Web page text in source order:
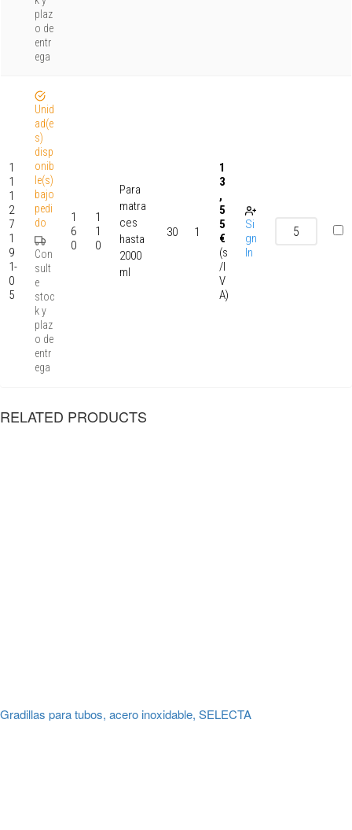
plaz
o de
entr
ega
1
1
1
2
7
1
9
1-
0
5
Unid
ad(e
s)
disp
onib
le(s)
bajo
pedi
do
Con
sult
e
stoc
k y
plaz
o de
entr
ega
1
6
0
1
1
0
Para
matra
ces
hasta
2000
ml
30 1
1
3
,
5
5
€
(s
/I
V
A)
Si
gn
In
RELATED PRODUCTS
Gradillas para tubos, acero inoxidable, SELECTA